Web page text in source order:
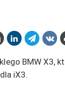
BMW X3,
iX3.